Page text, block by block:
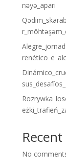
nəyə_aparı
No